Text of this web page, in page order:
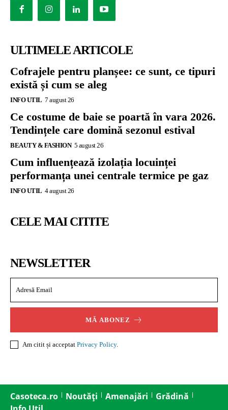
ULTIMELE ARTICOLE
Cofrajele pentru planșee: ce sunt, ce tipuri
există și cum se aleg
INFO UTIL 7 august 26
Ce costume de baie se poartă în vara 2026.
Tendințele care domină sezonul estival
BEAUTY & FASHION 5 august 26
Cum influențează izolația locuinței
performanța unei centrale termice pe gaz
INFO UTIL 4 august 26
CELE MAI CITITE
NEWSLETTER
MĂ ABONEZ
Am citit și acceptat Privacy Policy.
Casoteca.ro Noutăți Amenajări
Grădină